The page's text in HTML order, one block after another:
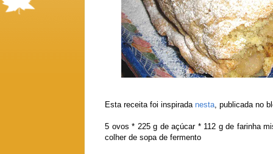
Esta receita foi inspirada nesta, publicada no
5 ovos * 225 g de açúcar * 112 g de farinha
colher de sopa de fermento